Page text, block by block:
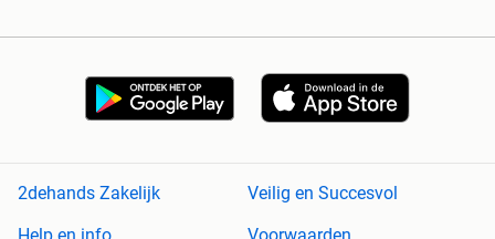
2dehands Zakelijk
Veilig en Succesvol